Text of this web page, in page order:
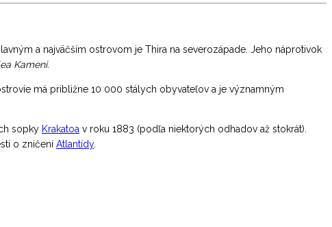
a najväčším ostrovom je Thira na severozápade. Jeho náprotivok
Kameni.
má približne 10 000 stálych obyvateľov a je významným
sopky Krakatoa v roku 1883 (podľa niektorých odhadov až stokrát).
o zničení Atlantídy.